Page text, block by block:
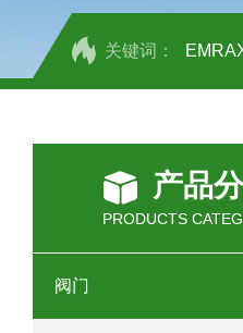
关键词：
产品
PRODUCTS
阀门